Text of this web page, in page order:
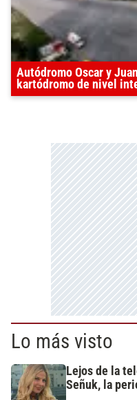
Autódromo Oscar y
kartódromo de nivel
Lo más visto
Lejos de la
Señuk, la